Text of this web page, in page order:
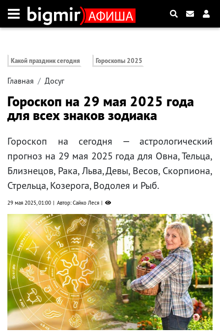
Какой праздник сегодня Гороскопы 2025
Главная Досуг
Гороскоп на 29 мая 2025 года
для всех знаков зодиака
Гороскоп на сегодня — астрологический
прогноз на 29 мая 2025 года для Овна, Тельца,
Близнецов, Рака, Льва, Девы, Весов, Скорпиона,
Стрельца, Козерога, Водолея и Рыб.
29 мая 2025, 01:00 Автор: Сайко Леся